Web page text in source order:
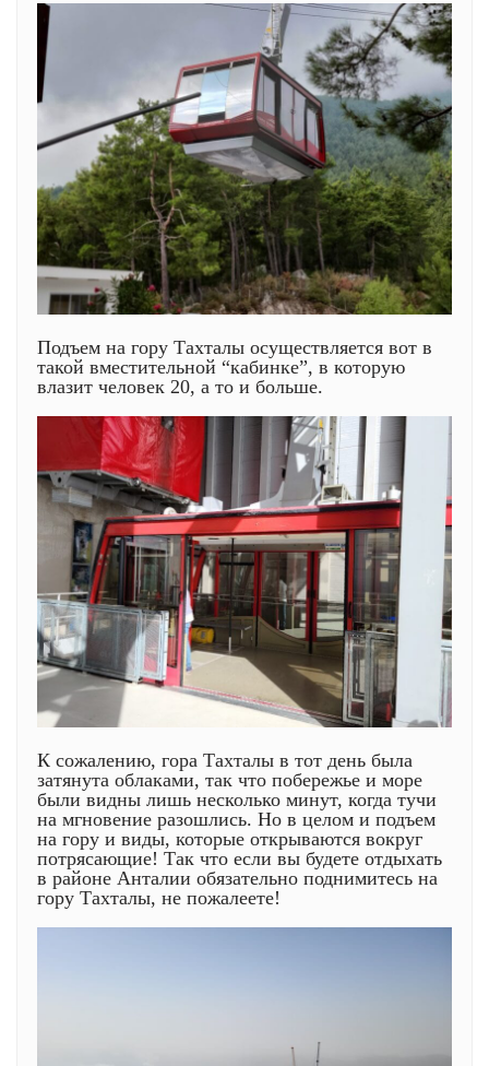
Подъем на гору Тахталы осуществляется вот в
такой вместительной “кабинке”, в которую
влазит человек 20, а то и больше.
К сожалению, гора Тахталы в тот день была
затянута облаками, так что побережье и море
были видны лишь несколько минут, когда тучи
на мгновение разошлись. Но в целом и подъем
на гору и виды, которые открываются вокруг
потрясающие! Так что если вы будете отдыхать
в районе Анталии обязательно поднимитесь на
гору Тахталы, не пожалеете!